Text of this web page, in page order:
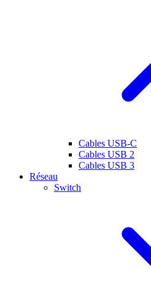
Cables USB-C
Cables USB 2
Cables USB 3
Réseau
Switch